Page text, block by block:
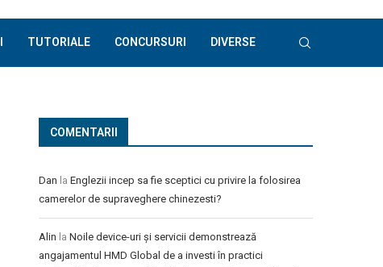
TUTORIALE CONCURSURI DIVERSE
COMENTARII
Dan la Englezii incep sa fie sceptici cu privire la folosirea
camerelor de supraveghere chinezesti?
Alin la Noile device-uri și servicii demonstrează
angajamentul HMD Global de a investi în practici